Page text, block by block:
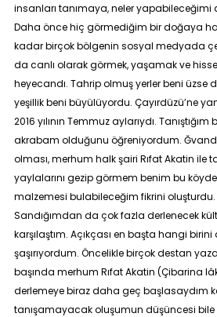
insanları tanımaya, neler yapabileceğimi
Daha önce hiç görmediğim bir doğaya
kadar birçok bölgenin sosyal medyada
da canlı olarak görmek, yaşamak ve
heyecandı. Tahrip olmuş yerler beni üzse
yeşillik beni büyülüyordu. Çayırdüzü’ne
2016 yılının Temmuz aylarıydı.
akrabam olduğunu öğreniyordum. Ğvandi
olması, merhum halk şairi Rıfat Akatin ile
yaylalarını gezip görmem benim bu
malzemesi bulabileceğim fikrini oluşturdu.
Sandığımdan da çok fazla derlenecek
karşılaştım. Açıkçası en başta hangi
şaşırıyordum. Öncelikle birçok destan
başında merhum Rıfat Akatin (Çibarina
derlemeye biraz daha geç başlasaydım
tanışamayacak oluşumun düşüncesi bile